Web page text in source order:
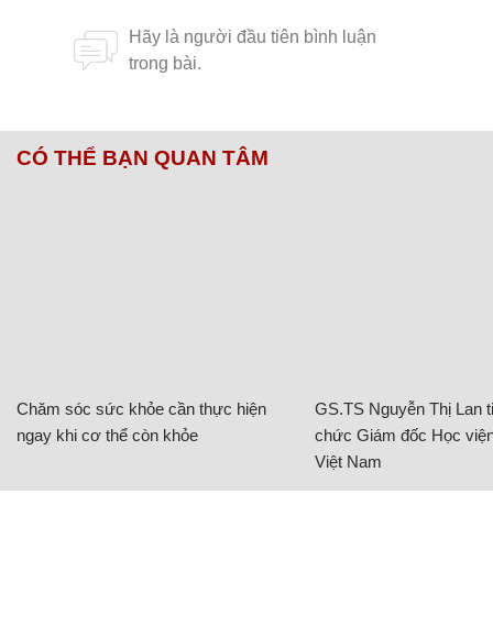
CÓ THỂ BẠN QUAN TÂM
Chăm sóc sức khỏe cần thực hiện
ngay khi cơ thể còn khỏe
GS.TS Nguyễn Thị Lan
chức Giám đốc Học
Việt Nam